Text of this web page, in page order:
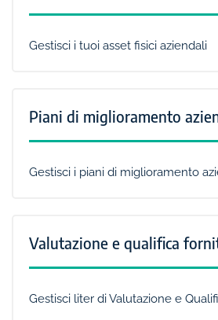
Gestisci i tuoi asset fisici aziendali
Piani di miglioramento
Gestisci i piani di miglioramento
Valutazione e qualifica
Gestisci liter di Valutazione e